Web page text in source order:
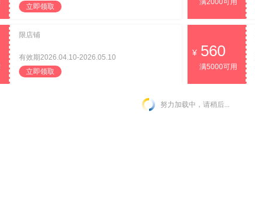
立即领取
满2000可用
限店铺
有效期2026.04.10-2026.05.10
立即领取
560
满5000可用
努力加载中，请稍后...